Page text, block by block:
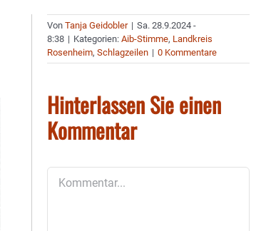
VonTanja Geidobler | Sa. 28.9.2024 -
8:38 | Kategorien:Aib-Stimme, Landkreis
Rosenheim,Schlagzeilen | 0 Kommentare
Hinterlassen Sie einen
Kommentar